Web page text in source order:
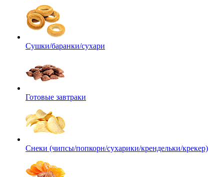
Сушки/баранки/сухари
Готовые завтраки
Снеки (чипсы/попкорн/сухарики/крендельки/крекер)